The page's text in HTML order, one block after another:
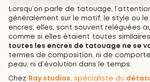
Lorsqu’on parle de tatouage,
généralement sur le motif, le style ou
encres, elles, sont souvent reléguées
comme si elles étaient toutes
toutes les encres de tatouage ne se
termes de composition, ni de
peau, ni d’évolution dans le temps.
Chez Ray studios, spécialiste du